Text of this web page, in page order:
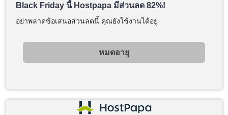
Black Friday นี้ Hostpapa มีส่วนลด 82%!
อย่าพลาดข้อเสนอส่วนลดนี้ คุณยังใช้งานได้อยู่
หมดอายุ